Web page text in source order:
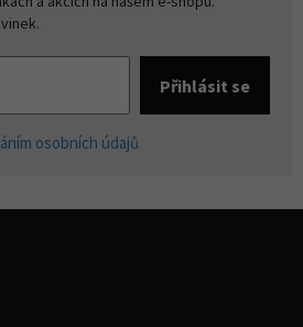
osobních údajů